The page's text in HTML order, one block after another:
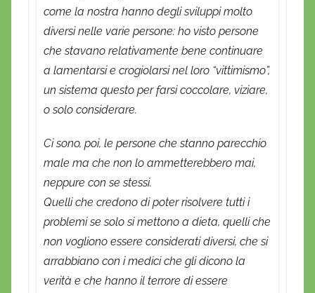
come la nostra hanno degli sviluppi molto
diversi nelle varie persone: ho visto persone
che stavano relativamente bene continuare
a lamentarsi e crogiolarsi nel loro “vittimismo”,
un sistema questo per farsi coccolare, viziare,
o solo considerare.
Ci sono, poi, le persone che stanno parecchio
male ma che non lo ammetterebbero mai,
neppure con se stessi.
Quelli che credono di poter risolvere tutti i
problemi se solo si mettono a dieta, quelli che
non vogliono essere considerati diversi, che si
arrabbiano con i medici che gli dicono la
verità e che hanno il terrore di essere